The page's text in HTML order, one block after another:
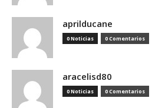
aprilducane
0 Noticias 0 Comentarios
aracelisd80
0 Noticias 0 Comentarios